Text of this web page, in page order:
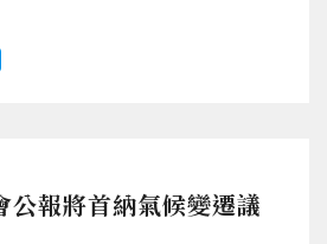
公報將首納氣候變遷議